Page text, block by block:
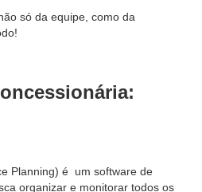
só da equipe, como da
Planning) é um software de
organizar e monitorar todos os